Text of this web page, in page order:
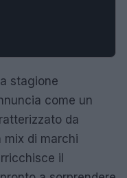
stagione
come un
da
mix di marchi
il